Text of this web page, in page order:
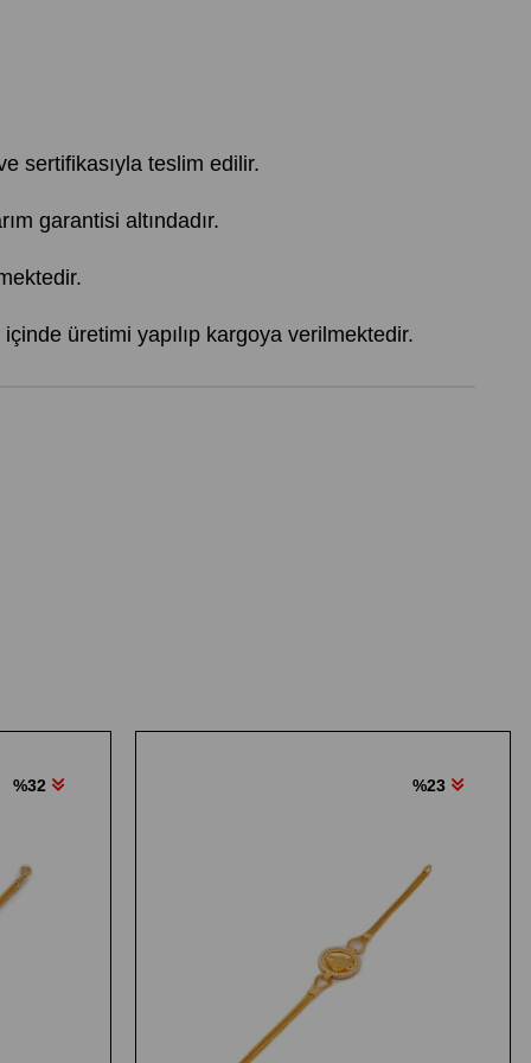
sertifikasıyla teslim edilir.
garantisi altındadır.
üretimi yapılıp kargoya verilmektedir.
%32 %23